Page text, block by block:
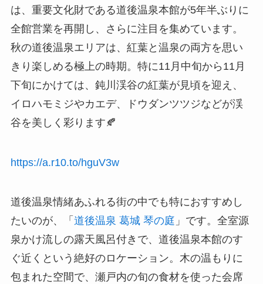
は、重要文化財である道後温泉本館が5年半ぶりに
全館営業を再開し、さらに注目を集めています。
秋の道後温泉エリアは、紅葉と温泉の両方を思い
きり楽しめる極上の時期。特に11月中旬から11月
下旬にかけては、鈍川渓谷の紅葉が見頃を迎え、
イロハモミジやカエデ、ドウダンツツジなどが渓
谷を美しく彩ります🍂
https://a.r10.to/hguV3w
道後温泉情緒あふれる街の中でも特におすすめし
たいのが、「 道後温泉 葛城 琴の庭 」です。全室源
泉かけ流しの露天風呂付きで、道後温泉本館のす
ぐ近くという絶好のロケーション。木の温もりに
包まれた空間で、瀬戸内の旬の食材を使った会席